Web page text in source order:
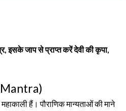
इसके जाप से प्राप्त करें देवी की कृपा,
Mantra)
हैं। पौराणिक मान्यताओं की माने